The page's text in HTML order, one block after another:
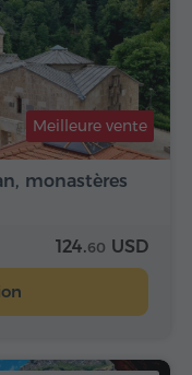
monastères
Meilleure vente
124.60 USD